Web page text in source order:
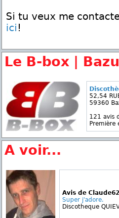
Si tu veux me
ici !
Le B-box |
52,54
59360
121 avis
Première
A voir...
Avis de
Super j'adore.
Discotheque